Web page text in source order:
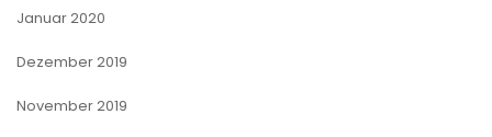
Januar 2020
Dezember 2019
November 2019